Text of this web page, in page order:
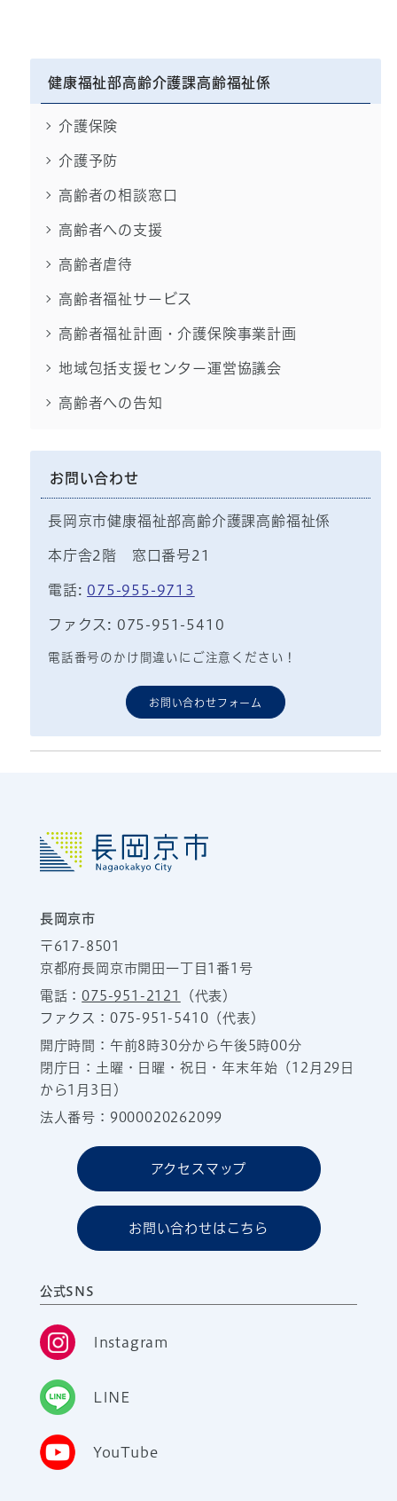
健康福祉部高齢介護課高齢福祉係
介護保険
介護予防
高齢者の相談窓口
高齢者への支援
高齢者虐待
高齢者福祉サービス
高齢者福祉計画・介護保険事業計画
地域包括支援センター運営協議会
高齢者への告知
お問い合わせ
長岡京市健康福祉部高齢介護課高齢福祉係
本庁舎2階 窓口番号21
電話: 075-955-9713
ファクス: 075-951-5410
電話番号のかけ間違いにご注意ください！
お問い合わせフォーム
長岡京市
〒617-8501
京都府長岡京市開田一丁目1番1号
電話：075-951-2121
（代表）
ファクス：075-951-5410（代表）
開庁時間：午前8時30分から午後5時00分
閉庁日：土曜・日曜・祝日・年末年始（12月29日
から1月3日）
法人番号：9000020262099
アクセスマップ
お問い合わせはこちら
公式SNS
Instagram
LINE
YouTube